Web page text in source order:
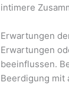
intimere
Erwartungen
Erwartungen
beeinflussen.
Beerdigung mit